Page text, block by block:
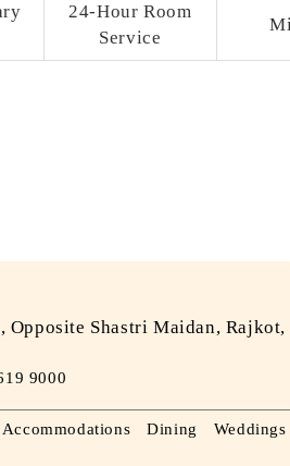
24-Hour Room
Service
Opposite Shastri Maidan,
9000
Accommodations Dining